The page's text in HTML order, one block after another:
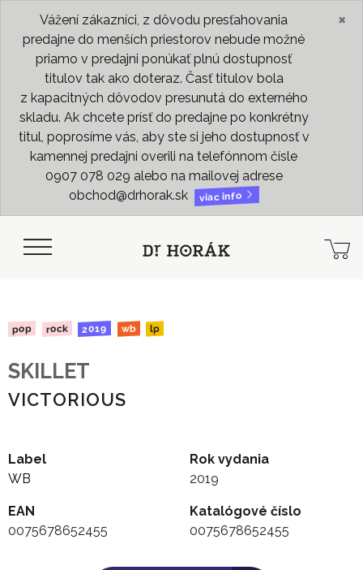
Vážení zákazníci, z dôvodu presťahovania
predajne do menších priestorov nebude možné
priamo v predajni ponúkať plnú dostupnosť
titulov tak ako doteraz. Časť titulov bola
z kapacitných dôvodov presunutá do externého
skladu. Ak chcete prísť do predajne po konkrétny
titul, poprosíme vás, aby ste si jeho dostupnosť v
kamennej predajni overili na telefónnom čísle
0907 078 029 alebo na mailovej adrese
obchod@drhorak.sk
viac info
×
pop rock 2019 wb lp
SKILLET
VICTORIOUS
Label
WB
Rok vydania
2019
EAN
0075678652455
Katalógové číslo
0075678652455